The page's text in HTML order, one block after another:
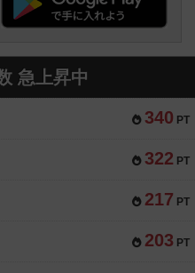
急上昇中
340 PT
322 PT
217 PT
203 PT